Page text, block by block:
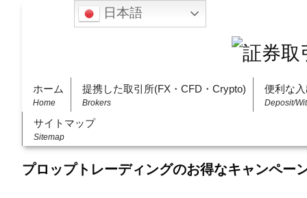
ホーム
Home
提携した取引所(FX・CFD・Crypto)
Brokers
便利な
Deposit/
サイトマップ
Sitemap
プロップトレーディングのお得なキャンペー
日本語